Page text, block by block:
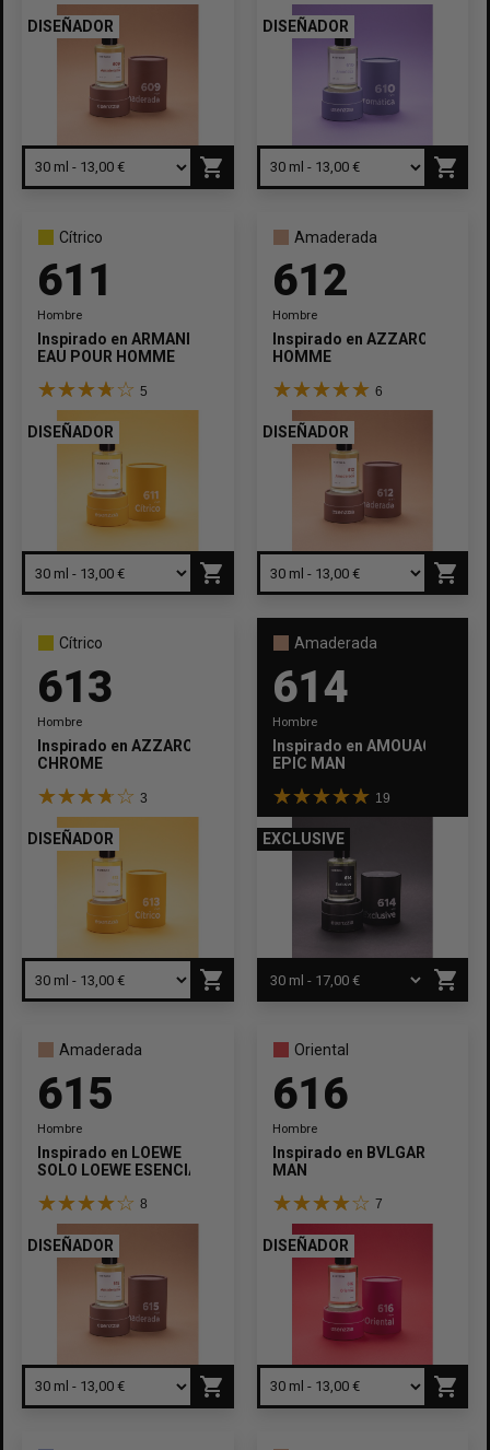
DISEÑADOR
shopping_cart
DISEÑADOR
shopping_cart
Cítrico
611
Hombre
Inspirado en ARMANI
EAU POUR HOMME
5
DISEÑADOR
shopping_cart
Amaderada
612
Hombre
Inspirado en AZZARO
HOMME
6
DISEÑADOR
shopping_cart
Cítrico
613
Hombre
Inspirado en AZZARO
CHROME
3
DISEÑADOR
shopping_cart
Amaderada
614
Hombre
Inspirado en AMOUAGE
EPIC MAN
19
EXCLUSIVE
shopping_cart
Amaderada
615
Hombre
Inspirado en LOEWE
SOLO LOEWE ESENCIAL
8
DISEÑADOR
shopping_cart
Oriental
616
Hombre
Inspirado en BVLGARI
MAN
7
DISEÑADOR
shopping_cart